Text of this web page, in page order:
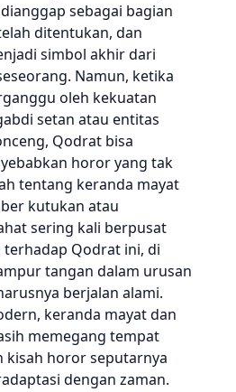
sebagai bagian
ditentukan, dan
simbol akhir dari
Namun, ketika
oleh kekuatan
setan atau entitas
Qodrat bisa
horor yang tak
tentang keranda mayat
kutukan atau
sering kali berpusat
Qodrat ini, di
tangan dalam urusan
berjalan alami.
keranda mayat dan
memegang tempat
kisah horor seputarnya
dengan zaman.